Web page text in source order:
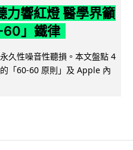
力響紅燈 醫學界籲
60」鐵律
久性噪音性聽損。本文盤點 4
「60-60 原則」及 Apple 內